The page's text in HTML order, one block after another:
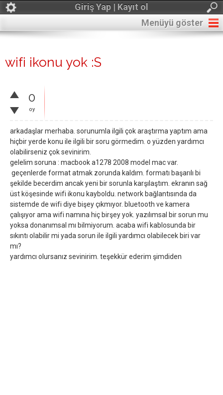
Giriş Yap | Kayıt ol
Menüyü göster
wifi ikonu yok :S
0
oy
arkadaşlar merhaba. sorunumla ilgili çok araştırma yaptım ama
hiçbir yerde konu ile ilgili bir soru görmedim. o yüzden yardımcı
olabilirseniz çok sevinirim.
gelelim soruna : macbook a1278 2008 model mac var.
geçenlerde format atmak zorunda kaldım. formatı başarılı bi
şekilde becerdim ancak yeni bir sorunla karşılaştım. ekranın sağ
üst köşesinde wifi ikonu kayboldu. network bağlantısında da
sistemde de wifi diye bişey çıkmıyor. bluetooth ve kamera
çalışıyor ama wifi namına hiç birşey yok. yazılımsal bir sorun mu
yoksa donanımsal mı bilmiyorum. acaba wifi kablosunda bir
sıkıntı olabilir mi yada sorun ile ilgili yardımcı olabilecek biri var
mı?
yardımcı olursanız sevinirim. teşekkür ederim şimdiden